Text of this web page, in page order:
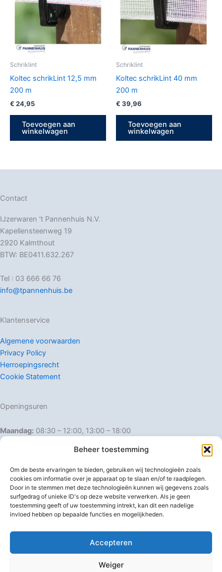
Beheer toestemming
Om de beste ervaringen te bieden, gebruiken wij technologieën zoals
cookies om informatie over je apparaat op te slaan en/of te raadplegen.
Door in te stemmen met deze technologieën kunnen wij gegevens zoals
surfgedrag of unieke ID's op deze website verwerken. Als je geen
toestemming geeft of uw toestemming intrekt, kan dit een nadelige
invloed hebben op bepaalde functies en mogelijkheden.
Accepteren
Weiger
Schriklint
Koltec schrikLint 12,5 mm
200 m
€ 24,95
Toevoegen aan
winkelwagen
Schriklint
Koltec schrikLint 40 mm
200 m
€ 39,96
Toevoegen aan
winkelwagen
Contact
IJzerwaren ‘t Pannenhuis N.V.
Kapellensteenweg 19
2920 Kalmthout
BTW: BE0411.632.267
Tel : 03 666 66 76
info@tpannenhuis.be
Klantenservice
Algemene voorwaarden
Privacy Policy
Herroepingsrecht
Cookie Statement
Openingsuren
Maandag: 08:30 – 12:00, 13:00 – 18:00
Dinsdag:
08:30 – 12:00, 13:00 – 18:00
Donderdag: 08:30 – 12:00, 13:00 – 18:00
Vrijdag: 08:30 – 12:00, 13:00 – 18:00
Zaterdag: 08:30 – 16:00
Zondag: Gesloten